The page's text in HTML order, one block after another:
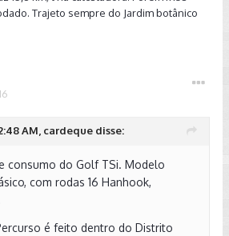
Trajeto sempre do Jardim botânico
AM, cardeque disse:
consumo do Golf TSi. Modelo
com rodas 16 Hanhook,
é feito dentro do Distrito